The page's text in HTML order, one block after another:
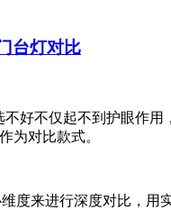
台灯对比
好不仅起不到护眼作
为对比款式。
来进行深度对比，用